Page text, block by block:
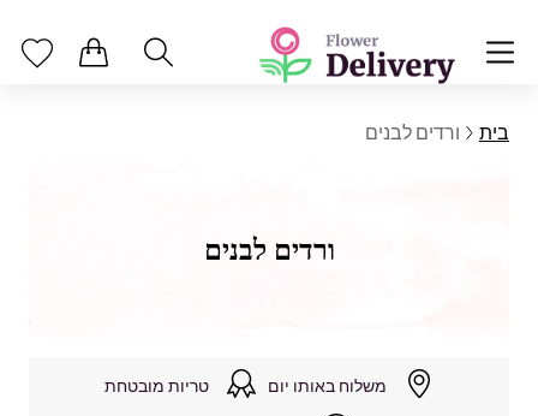
בית ורדים לבנים
ורדים לבנים
משלוח באותו יום טריות מובטחת